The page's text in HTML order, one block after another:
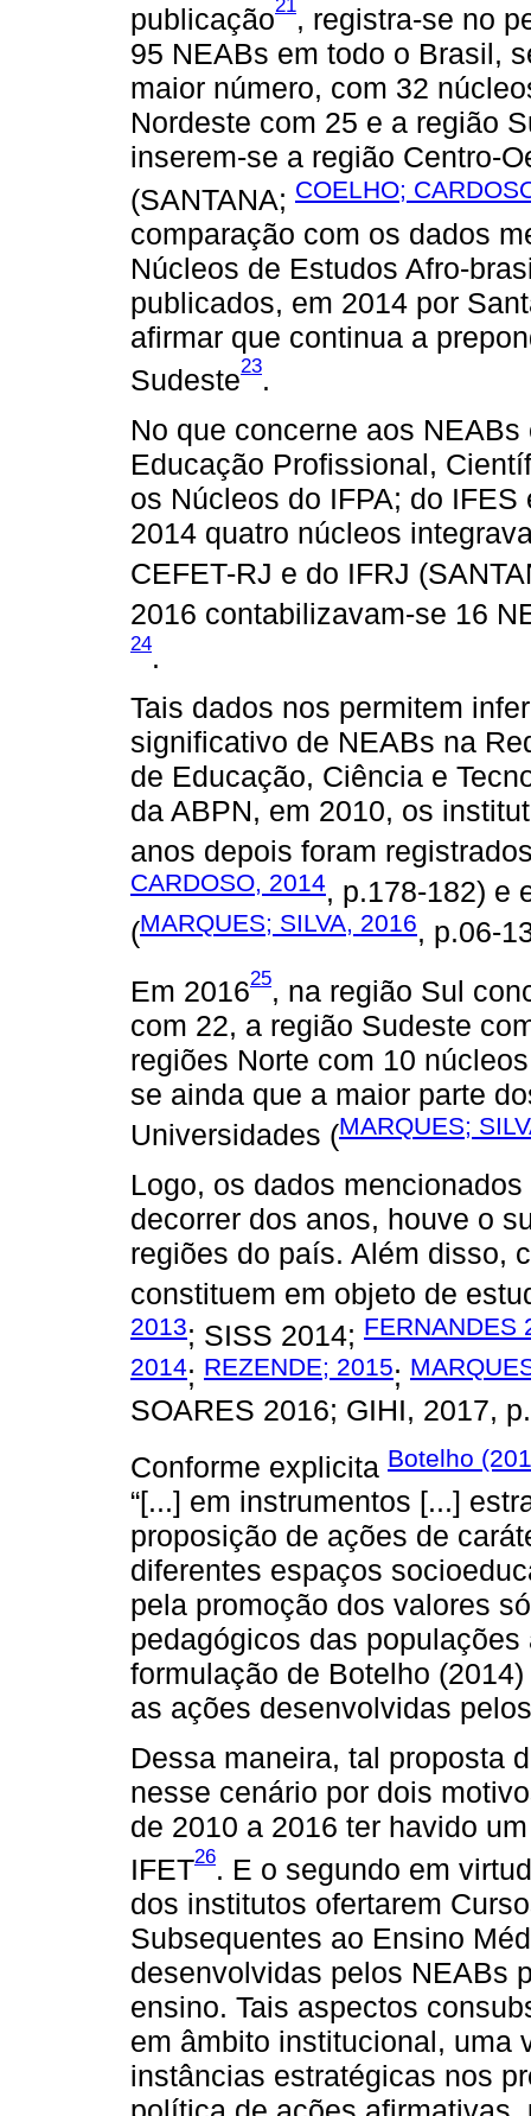
publicação21, registra-se no
95 NEABs em todo o Brasil,
maior número, com 32
Nordeste com 25 e a região
inserem-se a região Centro-
(SANTANA; COELHO;
comparação com os dados
Núcleos de Estudos Afro-
publicados, em 2014 por
afirmar que continua a
Sudeste23.
No que concerne aos
Educação Profissional,
os Núcleos do IFPA; do
2014 quatro núcleos
CEFET-RJ e do IFRJ
2016 contabilizavam-se 16
24.
Tais dados nos permitem
significativo de NEABs na
de Educação, Ciência e
da ABPN, em 2010, os
anos depois foram
CARDOSO, 2014, p.178-182) e
(MARQUES; SILVA, 2016, p.06-
Em 201625, na região Sul
com 22, a região Sudeste
regiões Norte com 10
se ainda que a maior parte
Universidades (MARQUES;
Logo, os dados
decorrer dos anos, houve o
regiões do país. Além disso,
constituem em objeto de
2013; SISS 2014; FERNANDES
2014; REZENDE; 2015;
SOARES 2016; GIHI, 2017,
Conforme explicita Botelho
“[...] em instrumentos [...]
proposição de ações de
diferentes espaços
pela promoção dos valores
pedagógicos das
formulação de Botelho
as ações desenvolvidas
Dessa maneira, tal proposta
nesse cenário por dois
de 2010 a 2016 ter havido
IFET26. E o segundo em
dos institutos ofertarem
Subsequentes ao Ensino
desenvolvidas pelos NEABs
ensino. Tais aspectos
em âmbito institucional, uma
instâncias estratégicas nos